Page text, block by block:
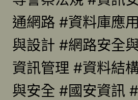
通網路 #資料庫應
與設計 #網路安全
資訊管理 #資料結
與安全 #國安資訊